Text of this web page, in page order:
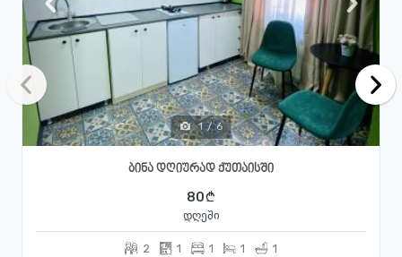
1 / 6
ბინა დღიურად ქუთაისში
80
დღეში
2 1 1 1 1